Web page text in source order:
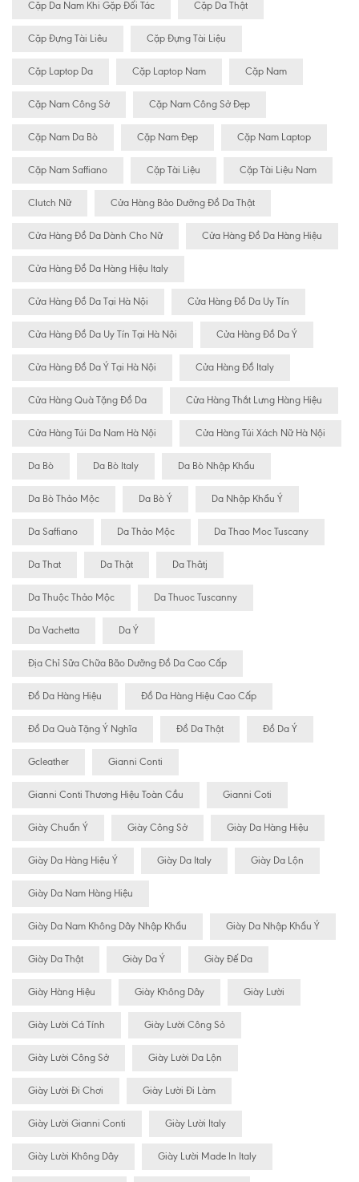
Cặp Da Nam Khi Gặp Đối Tác Cặp Da Thật
Cặp Đựng Tài Liêu Cặp Đựng Tài Liệu
Cặp Laptop Da Cặp Laptop Nam Cặp Nam
Cặp Nam Công Sở Cặp Nam Công Sở Đẹp
Cặp Nam Da Bò Cặp Nam Đẹp Cặp Nam Laptop
Cặp Nam Saffiano Cặp Tài Liệu Cặp Tài Liệu Nam
Clutch Nữ Cửa Hàng Bảo Dưỡng Đồ Da Thật
Cửa Hàng Đồ Da Dành Cho Nữ Cửa Hàng Đồ Da Hàng Hiệu
Cửa Hàng Đồ Da Hàng Hiệu Italy
Cửa Hàng Đồ Da Tại Hà Nội Cửa Hàng Đồ Da Uy Tín
Cửa Hàng Đồ Da Uy Tín Tại Hà Nội Cửa Hàng Đồ Da Ý
Cửa Hàng Đồ Da Ý Tại Hà Nội Cửa Hàng Đồ Italy
Cửa Hàng Quà Tặng Đồ Da Cửa Hàng Thắt Lưng Hàng Hiệu
Cửa Hàng Túi Da Nam Hà Nội Cửa Hàng Túi Xách Nữ Hà Nội
Da Bò Da Bò Italy Da Bò Nhập Khẩu
Da Bò Thảo Mộc Da Bò Ý Da Nhập Khẩu Ý
Da Saffiano Da Thảo Mộc Da Thao Moc Tuscany
Da That Da Thật Da Thâtj
Da Thuộc Thảo Mộc Da Thuoc Tuscanny
Da Vachetta Da Ý
Địa Chỉ Sữa Chữa Bão Dưỡng Đồ Da Cao Cấp
Đồ Da Hàng Hiệu Đồ Da Hàng Hiệu Cao Cấp
Đồ Da Quà Tặng Ý Nghĩa Đồ Da Thật Đồ Da Ý
Gcleather Gianni Conti
Gianni Conti Thương Hiệu Toàn Cầu Gianni Coti
Giày Chuẩn Ý Giày Công Sở Giày Da Hàng Hiệu
Giày Da Hàng Hiệu Ý Giày Da Italy Giày Da Lộn
Giày Da Nam Hàng Hiệu
Giày Da Nam Không Dây Nhập Khẩu Giày Da Nhập Khẩu Ý
Giày Da Thật Giày Da Ý Giày Đế Da
Giày Hàng Hiệu Giày Không Dây Giày Lười
Giày Lười Cá Tính Giày Lười Công Sỏ
Giày Lười Công Sở Giày Lười Da Lộn
Giày Lười Đi Chơi Giày Lười Đi Làm
Giày Lười Gianni Conti Giày Lười Italy
Giày Lười Không Dây Giày Lười Made In Italy